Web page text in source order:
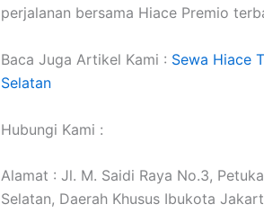
perjalanan bersama Hiace Premio
Baca Juga Artikel Kami : Sewa Hiace
Selatan
Hubungi Kami :
Alamat : Jl. M. Saidi Raya No.3,
Selatan, Daerah Khusus Ibukota